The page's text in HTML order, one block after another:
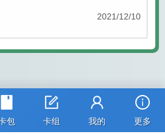
包 卡组 我的 更多
2021/12/10
し・フジテレビ・東映アニメーション